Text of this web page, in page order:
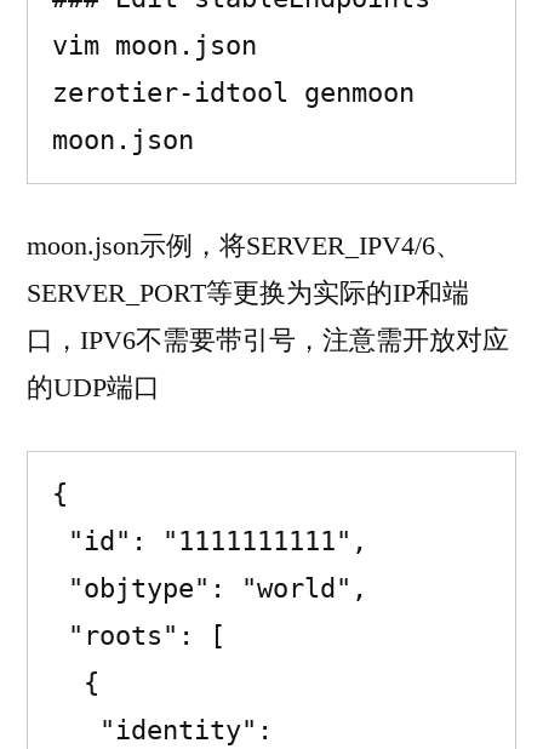
vim moon.json
zerotier-idtool genmoon
moon.json
moon.json示例，将SERVER_IPV4/6、
SERVER_PORT等更换为实际的IP和端
口，IPV6不需要带引号，注意需开放对应
的UDP端口
{